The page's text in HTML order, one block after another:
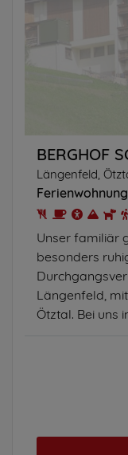
BERGHOF
Längenfeld,
Ferienwohnung
Unser familiär
besonders
Längenfeld,
Ötztal. Bei uns